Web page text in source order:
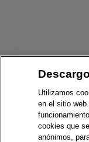
Utilizamos
en el sitio
cookies que
anónimos,